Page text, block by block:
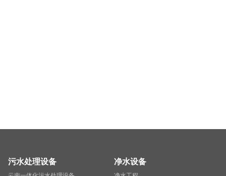
污水处理设备 净水设备